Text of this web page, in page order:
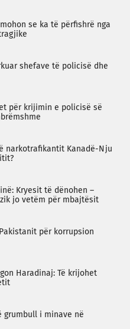
se ka të përfishrë nga
shefave të policisë dhe
për krijimin e policisë së
narkotrafikantit Kanadë-Nju
Kryesit të dënohen –
jo vetëm për mbajtësit
për korrupsion
Haradinaj: Të krijohet
grumbull i minave në